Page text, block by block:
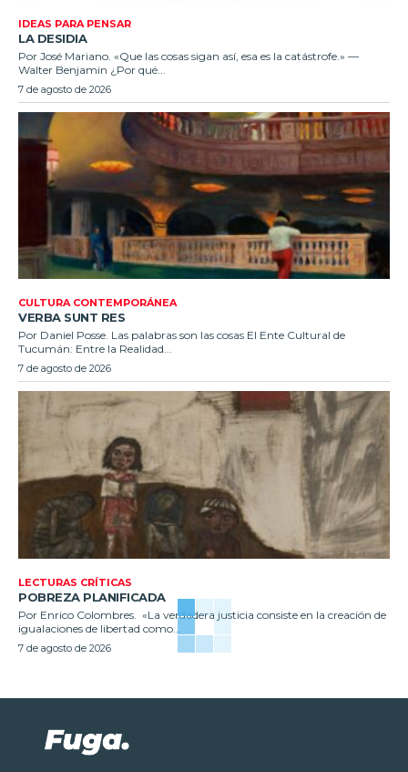
IDEAS PARA PENSAR
LA DESIDIA
Por José Mariano. «Que las cosas sigan así, esa es la catástrofe.» —
Walter Benjamin ¿Por qué...
7 de agosto de 2026
CULTURA CONTEMPORÁNEA
VERBA SUNT RES
Por Daniel Posse. Las palabras son las cosas El Ente Cultural de
Tucumán: Entre la Realidad...
7 de agosto de 2026
LECTURAS CRÍTICAS
POBREZA PLANIFICADA
Por Enrico Colombres. «La verdadera justicia consiste en la creación de
igualaciones de libertad como...
7 de agosto de 2026